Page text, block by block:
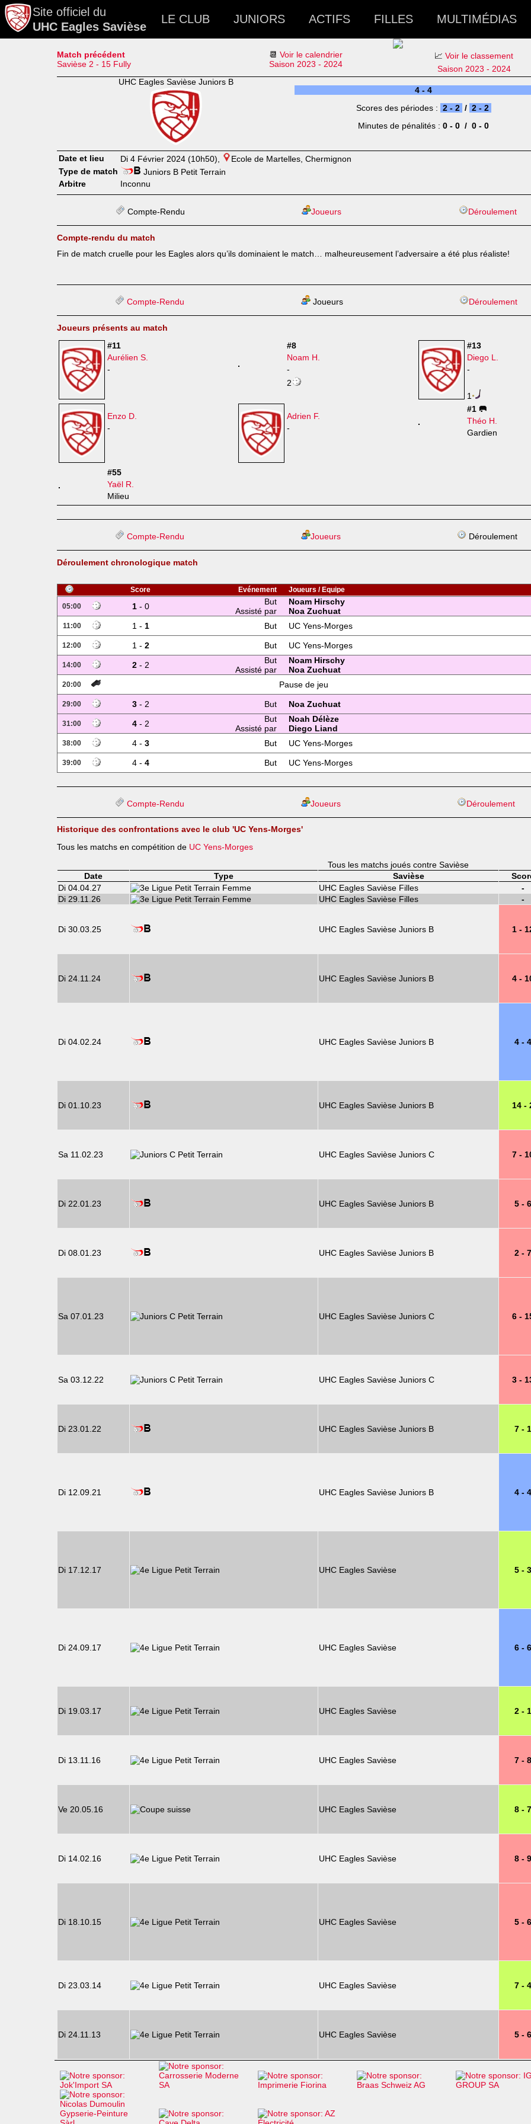
Site officiel du
UHC Eagles Savièse
LE CLUB JUNIORS ACTIFS FILLES MULTIMÉDIAS
Match précédent
Savièse 2 - 15 Fully
📆 Voir le calendrier
Saison 2023 - 2024
📈Voir le classement
Saison 2023 - 2024
UHC Eagles Savièse Juniors B
4 - 4
Scores des périodes : 2 - 2 / 2 - 2
Minutes de pénalités :0 - 0 / 0 - 0
Date et lieu Di 4 Février 2024 (10h50),
Ecole de Martelles, Chermignon
Type de match
Juniors B Petit Terrain
Arbitre
Inconnu
Compte-Rendu Joueurs Déroulement
Compte-rendu du match
Fin de match cruelle pour les Eagles alors qu’ils dominaient le match… malheureusement l’adversaire a été plus réaliste!
Compte-Rendu Joueurs Déroulement
Joueurs présents au match
#11
Aurélien S.
-
#8
Noam H.
-
2
#13
Diego L.
-
1
Enzo D.
-
Adrien F.
-
#1 🥅
Théo H.
Gardien
#55
Yaël R.
Milieu
Compte-Rendu Joueurs Déroulement
Déroulement chronologique match
Score Evénement
Joueurs / Equipe
05:00
1- 0 But
Noam Hirschy
Assisté par
Noa Zuchuat
11:00 1 - 1 But UC Yens-Morges
12:00 1 - 2 But UC Yens-Morges
14:00 2- 2 But
Noam Hirschy
Assisté par
Noa Zuchuat
20:00 Pause de jeu
29:00 3- 2 But Noa Zuchuat
31:00 4- 2 But
Noah Délèze
Assisté par
Diego Liand
38:00 4 - 3 But UC Yens-Morges
39:00 4 - 4 But UC Yens-Morges
Compte-Rendu Joueurs Déroulement
Historique des confrontations avec le club 'UC Yens-Morges'
Tous les matchs en compétition de UC Yens-Morges
Tous les matchs joués contre Savièse
Date
Type Savièse
Di 04.04.27
UHC Eagles Savièse Filles -
Di 29.11.26
UHC Eagles Savièse Filles -
Di 30.03.25 UHC Eagles Savièse Juniors B 1 -
Di 24.11.24 UHC Eagles Savièse Juniors B 4 -
Di 04.02.24 UHC Eagles Savièse Juniors B 4 - 4
Di 01.10.23 UHC Eagles Savièse Juniors B 14 -
Sa 11.02.23 UHC Eagles Savièse Juniors C 7 -
Di 22.01.23 UHC Eagles Savièse Juniors B 5 - 6
Di 08.01.23 UHC Eagles Savièse Juniors B 2 - 7
Sa 07.01.23 UHC Eagles Savièse Juniors C 6 -
Sa 03.12.22 UHC Eagles Savièse Juniors C 3 -
Di 23.01.22 UHC Eagles Savièse Juniors B 7 - 1
Di 12.09.21 UHC Eagles Savièse Juniors B 4 - 4
Di 17.12.17 UHC Eagles Savièse 5 - 3
Di 24.09.17 UHC Eagles Savièse 6 - 6
Di 19.03.17 UHC Eagles Savièse 2 - 1
Di 13.11.16 UHC Eagles Savièse 7 - 8
Ve 20.05.16 UHC Eagles Savièse 8 - 7
Di 14.02.16 UHC Eagles Savièse 8 - 9
Di 18.10.15 UHC Eagles Savièse 5 - 6
Di 23.03.14 UHC Eagles Savièse 7 - 4
Di 24.11.13 UHC Eagles Savièse 5 - 6